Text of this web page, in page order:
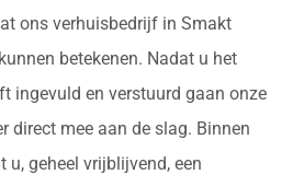
ons verhuisbedrijf in Smakt
betekenen. Nadat u het
ingevuld en verstuurd gaan onze
direct mee aan de slag. Binnen
u, geheel vrijblijvend, een